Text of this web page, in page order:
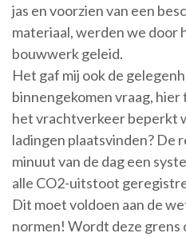
jas en voorzien van een
materiaal, werden we door
bouwwerk geleid.
Het gaf mij ook de
binnengekomen vraag, hier
het vrachtverkeer beperkt
ladingen plaatsvinden? De
minuut van de dag een
alle CO2-uitstoot
Dit moet voldoen aan de
normen! Wordt deze grens